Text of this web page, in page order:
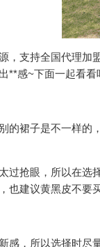
，支持全国代理加
**感~下面一起看看
的裙子是不一样的
过抢眼，所以在选
也建议黄黑皮不要
感，所以选择时尽